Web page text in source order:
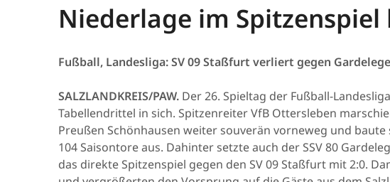
Niederlage im Spitzenspiel
Fußball, Landesliga: SV 09 Staßfurt verliert gegen
SALZLANDKREIS/PAW. Der 26. Spieltag der Fußball-
Tabellendrittel in sich. Spitzenreiter VfB Ottersleben
Preußen Schönhausen weiter souverän vorneweg und
104 Saisontore aus. Dahinter setzte auch der SSV 80
das direkte Spitzenspiel gegen den SV 09 Staßfurt mit 2:0.